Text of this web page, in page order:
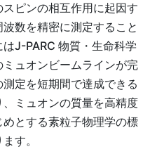
ピンの相互作用に起因す
数を精密に測定すること
J-PARC 物質・生命科学
ュオンビームラインが完
定を短期間で達成できる
ミュオンの質量を高精度
とする素粒子物理学の標
す。